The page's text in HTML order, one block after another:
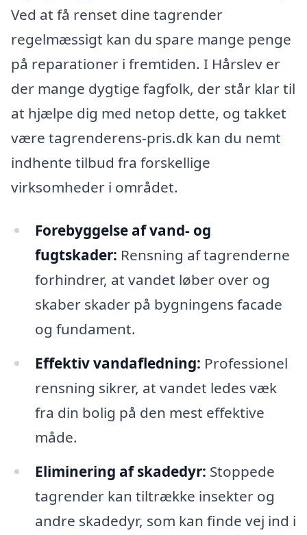
Ved at få renset dine tagrender
regelmæssigt kan du spare mange penge
på reparationer i fremtiden. I Hårslev er
der mange dygtige fagfolk, der står klar til
at hjælpe dig med netop dette, og takket
være tagrenderens-pris.dk kan du nemt
indhente tilbud fra forskellige
virksomheder i området.
Forebyggelse af vand- og
fugtskader: Rensning af tagrenderne
forhindrer, at vandet løber over og
skaber skader på bygningens facade
og fundament.
Effektiv vandafledning: Professionel
rensning sikrer, at vandet ledes væk
fra din bolig på den mest effektive
måde.
Eliminering af skadedyr: Stoppede
tagrender kan tiltrække insekter og
andre skadedyr, som kan finde vej ind i